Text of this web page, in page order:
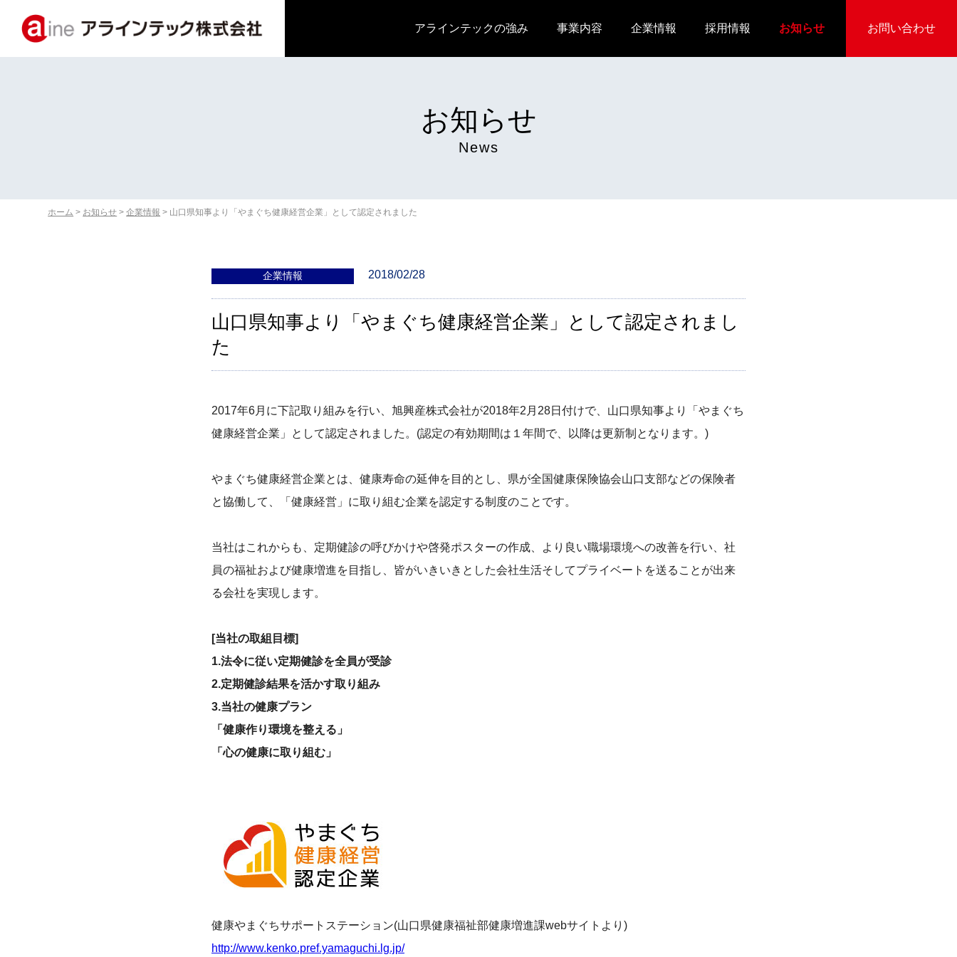
アラインテックの強み 事業内容 企業情報 採用情報 お知らせ お問い合わせ
お知らせ
News
ホーム > お知らせ >企業情報 > 山口県知事より「やまぐち健康経営企業」として認定されました
企業情報 2018/02/28
山口県知事より「やまぐち健康経営企業」として認定されまし
た
2017年6月に下記取り組みを行い、旭興産株式会社が2018年2月28日付けで、山口県知事より「やまぐち
健康経営企業」として認定されました。(認定の有効期間は１年間で、以降は更新制となります。)
やまぐち健康経営企業とは、健康寿命の延伸を目的とし、県が全国健康保険協会山口支部などの保険者
と協働して、「健康経営」に取り組む企業を認定する制度のことです。
当社はこれからも、定期健診の呼びかけや啓発ポスターの作成、より良い職場環境への改善を行い、社
員の福祉および健康増進を目指し、皆がいきいきとした会社生活そしてプライベートを送ることが出来
る会社を実現します。
[当社の取組目標]
1.法令に従い定期健診を全員が受診
2.定期健診結果を活かす取り組み
3.当社の健康プラン
「健康作り環境を整える」
「心の健康に取り組む」
健康やまぐちサポートステーション(山口県健康福祉部健康増進課webサイトより)
http://www.kenko.pref.yamaguchi.lg.jp/